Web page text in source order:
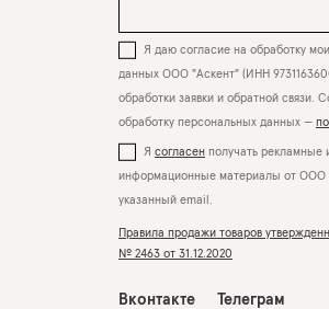
Я даю согласие на обработку
данных ООО "Аскент" (ИНН
обработки заявки и обратной связи.
обработку персональных данных —
Я согласен получать рекламные
информационные материалы от ООО
указанный email.
Правила продажи товаров
№ 2463 от 31.12.2020
Вконтакте Телеграм